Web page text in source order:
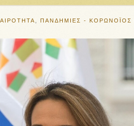
ΠΑΝΔΗΜΙΕΣ - ΚΟΡΩΝΟΪΟΣ